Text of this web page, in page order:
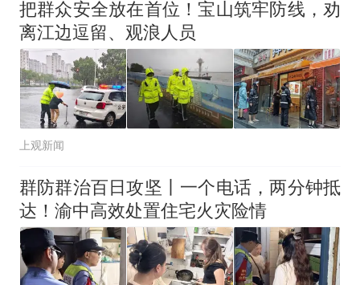
把群众安全放在首位！宝山筑牢防线，劝
离江边逗留、观浪人员
上观新闻
群防群治百日攻坚丨一个电话，两分钟抵
达！渝中高效处置住宅火灾险情